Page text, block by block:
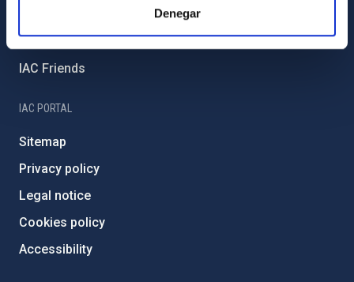
Denegar
Severo Ochoa Programme
IAC Friends
IAC PORTAL
Sitemap
Privacy policy
Legal notice
Cookies policy
Accessibility